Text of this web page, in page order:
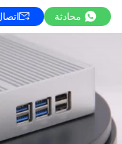
محادثة